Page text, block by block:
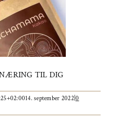
TIL DIG
14. september 2022|0